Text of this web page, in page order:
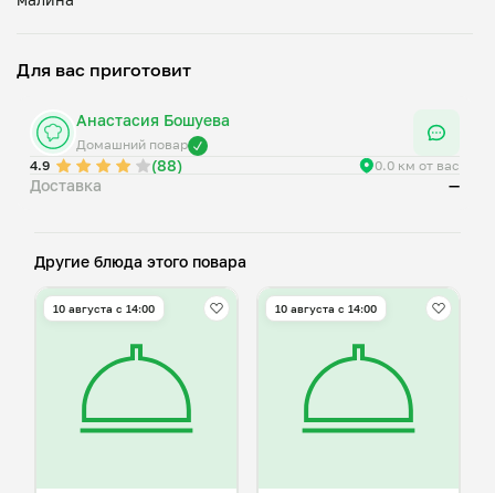
Для вас приготовит
Анастасия Бошуева
Домашний повар
4.9
(88) 0.0 км от вас
Доставка —
Другие блюда этого повара
10 августа с 14:00 10 августа с 14:00